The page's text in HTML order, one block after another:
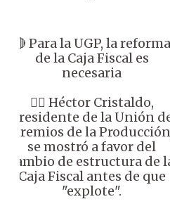
🔴 Para la UGP, la reforma
de la Caja Fiscal es
necesaria
👉🏼 Héctor Cristaldo,
presidente de la Unión
Gremios de la
se mostró a favor del
cambio de estructura de
Caja Fiscal antes de que
"explote".